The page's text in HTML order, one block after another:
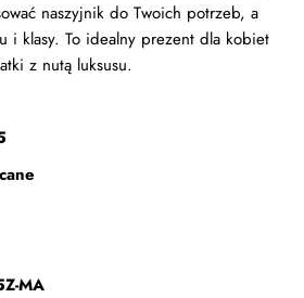
naszyjnik do Twoich potrzeb, a
i klasy. To idealny prezent dla kobiet
z nutą luksusu.
MA